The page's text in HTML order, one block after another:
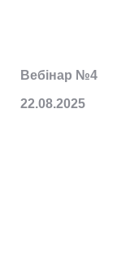
Вебінар №4
22.08.2025